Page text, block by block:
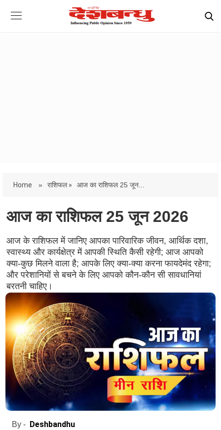
Home » राशिफल » आज का राशिफल 25 जून...
आज का राशिफल 25 जून 2026
आज के राशिफल में जानिए आपका पारिवारिक जीवन, आर्थिक दशा,
स्वास्थ्य और कार्यक्षेत्र में आपकी स्थिति कैसी रहेगी; आज आपको
क्या-कुछ मिलने वाला है; आपके लिए क्या-क्या करना फायदेमंद रहेगा;
और परेशानियों से बचने के लिए आपको कौन-कौन सी सावधानियां
बरतनी चाहिए।
By - Deshbandhu